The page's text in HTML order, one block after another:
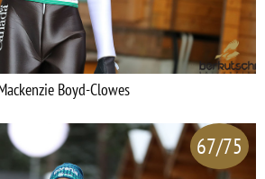
Boyd-Clowes
67/75